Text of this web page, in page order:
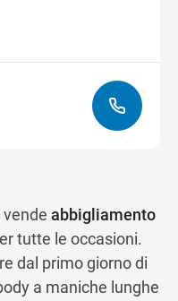
vende abbigliamento
tutte le occasioni.
dal primo giorno di
a maniche lunghe